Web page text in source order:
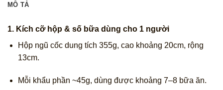
MÔ TẢ
1. Kích cỡ hộp & số bữa dùng cho 1 người
Hộp ngũ cốc dung tích 355g, cao khoảng 20cm, rộng
13cm.
Mỗi khẩu phần ~45g, dùng được khoảng 7–8 bữa ăn.